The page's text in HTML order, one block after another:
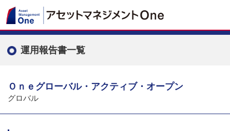
運用報告書一覧
Ｏｎｅグローバル・アクティブ・オープン
グロバル